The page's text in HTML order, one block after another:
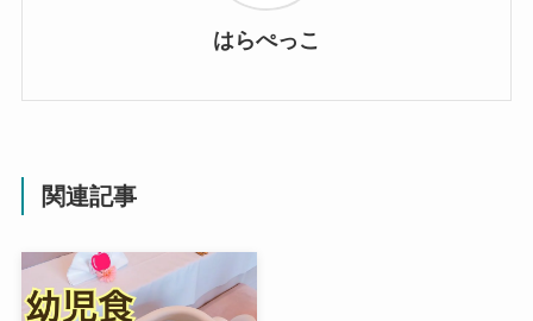
はらぺっこ
関連記事